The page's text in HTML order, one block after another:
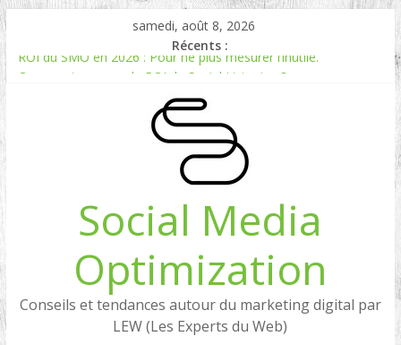
samedi, août 8, 2026
Récents :
ROI du SMO en 2026 : Pour ne plus mesurer l’inutile.
Experts en Social Listening en France : qui sont les références
Reddit, la brique manquante entre Social Intelligence et AIO
Comment votre e-réputation dépend du social listening et des
Social Media
Optimization
Conseils et tendances autour du marketing digital par
LEW (Les Experts du Web)